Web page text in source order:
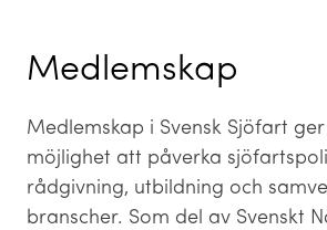
Medlemskap
Medlemskap i Svensk Sjöfart
möjlighet att påverka
rådgivning, utbildning och
branscher. Som del av Svenskt